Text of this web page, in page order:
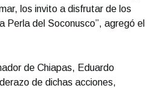
los invito a disfrutar de los
del Soconusco”, agregó el
de Chiapas, Eduardo
de dichas acciones,